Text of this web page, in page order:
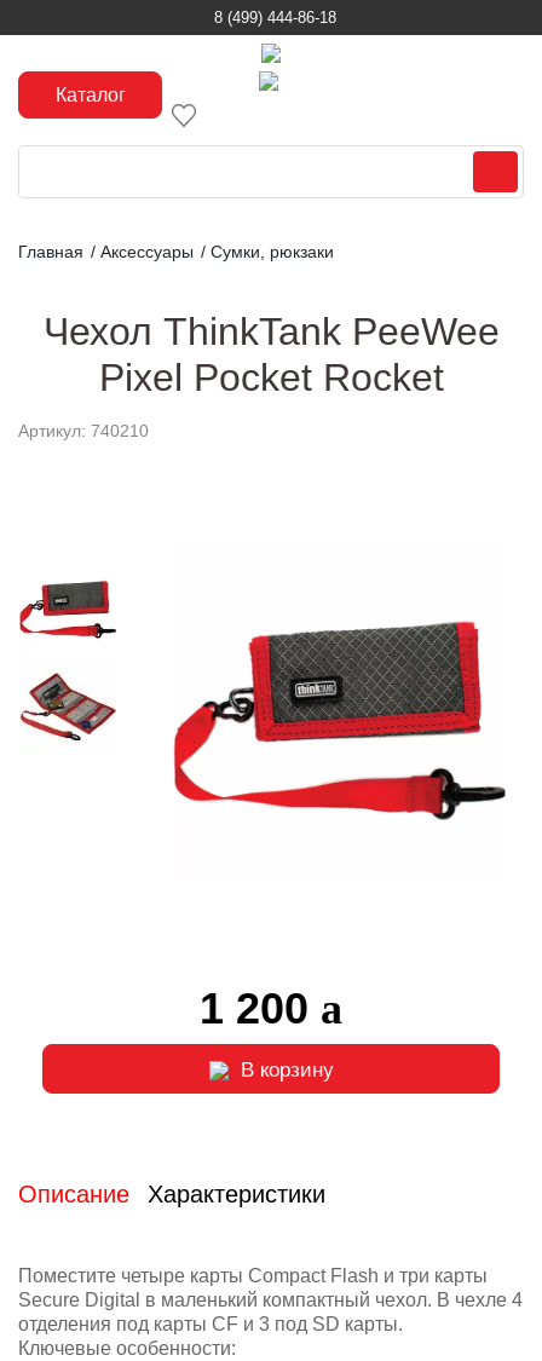
8 (499) 444-86-18
Каталог
Главная / Аксессуары / Сумки, рюкзаки
Чехол ThinkTank PeeWee
Pixel Pocket Rocket
Артикул: 740210
1 200
В корзину
Описание Характеристики
Поместите четыре карты Compact Flash и три карты
Secure Digital в маленький компактный чехол. В чехле 4
отделения под карты CF и 3 под SD карты.
Ключевые особенности: